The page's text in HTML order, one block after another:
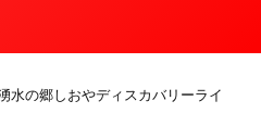
水の郷しおやディスカバリーライ